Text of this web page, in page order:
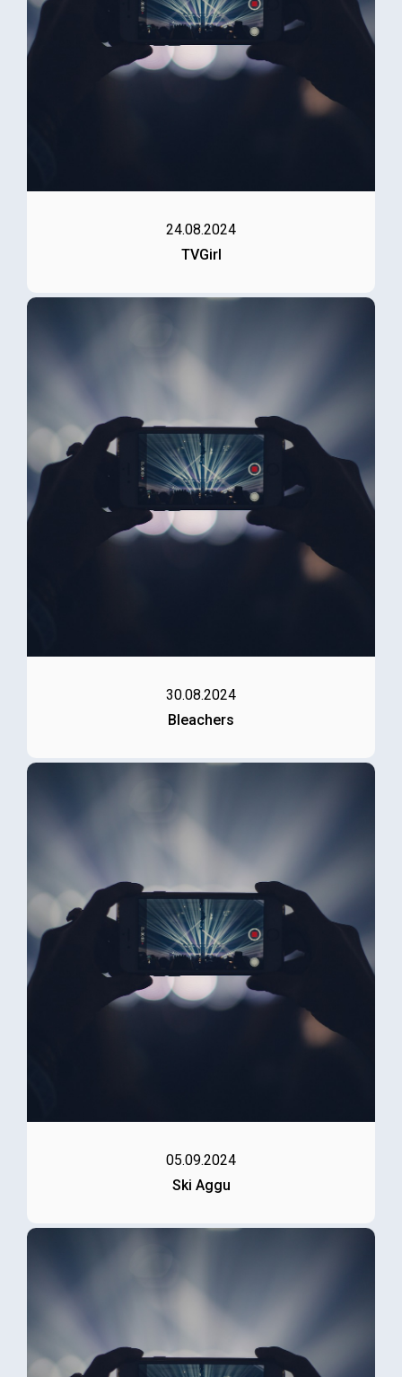
24.08.2024
TVGirl
30.08.2024
Bleachers
05.09.2024
Ski Aggu